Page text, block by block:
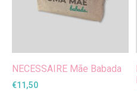
NECESSAIRE Mãe Babada
€11,50